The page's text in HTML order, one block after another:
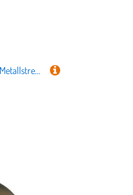
ＡＷＨＡＯ Müll für Katzen, Metallstreu, Komfortable Tragbare Katze Im Katzenalter mit Einem Langen Griff für Kätzchen, Grün